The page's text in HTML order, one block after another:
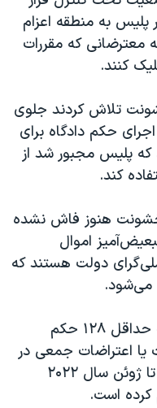
پلیس به منطقه اعزام
معترضانی که مقررات
کنند.
تلاش کردند جلوی
حکم دادگاه برای
که پلیس مجبور شد از
کند.
هنوز فاش نشده
اموال
دولت هستند که
می‌شود.
سازمان عفو بین‌الملل با استناد به حداقل ۱۲۸ حکم
اعتراضات جمعی در
پنج ایالت هند بین ماه‌های آوریل تا ژوئن سال ۲۰۲۲
کرده است.